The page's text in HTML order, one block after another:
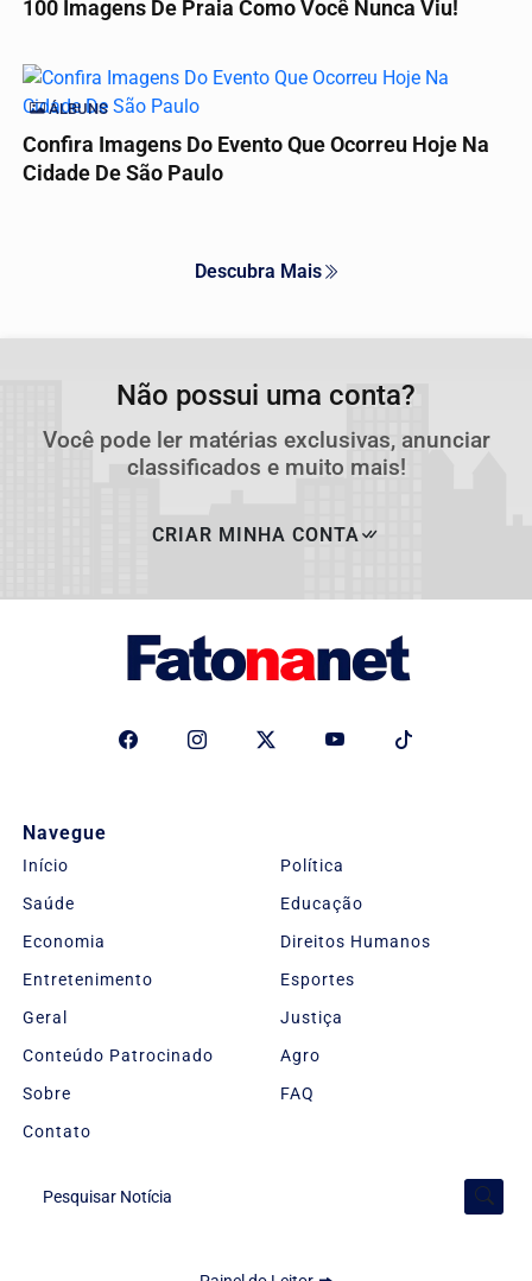
100 Imagens De Praia Como Você Nunca Viu!
ÁLBUNS
Confira Imagens Do Evento Que Ocorreu Hoje Na
Cidade De São Paulo
Descubra Mais
Não possui uma conta?
Você pode ler matérias exclusivas, anunciar
classificados e muito mais!
CRIAR MINHA CONTA
Navegue
Início
Política
Saúde
Educação
Economia
Direitos Humanos
Entretenimento
Esportes
Geral
Justiça
Conteúdo Patrocinado
Agro
Sobre
FAQ
Contato
Pesquisar Notícia